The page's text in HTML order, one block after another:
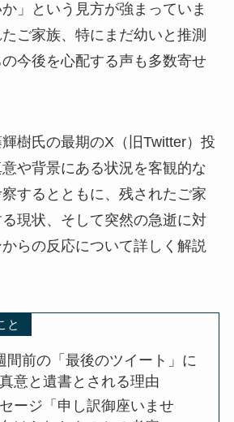
」という見方が強まっていま
ご家族、特にまだ幼いと推測
今後を心配する声も多数寄せ
樹氏の最期のX（旧Twitter）投
や背景にある状況を客観的な
するとともに、残されたご家
現状、そして突然の急逝に対
らの反応について詳しく解説
と
間前の「最後のツイート」に
意と遺書とされる理由
ージ「申し訳御座いませ